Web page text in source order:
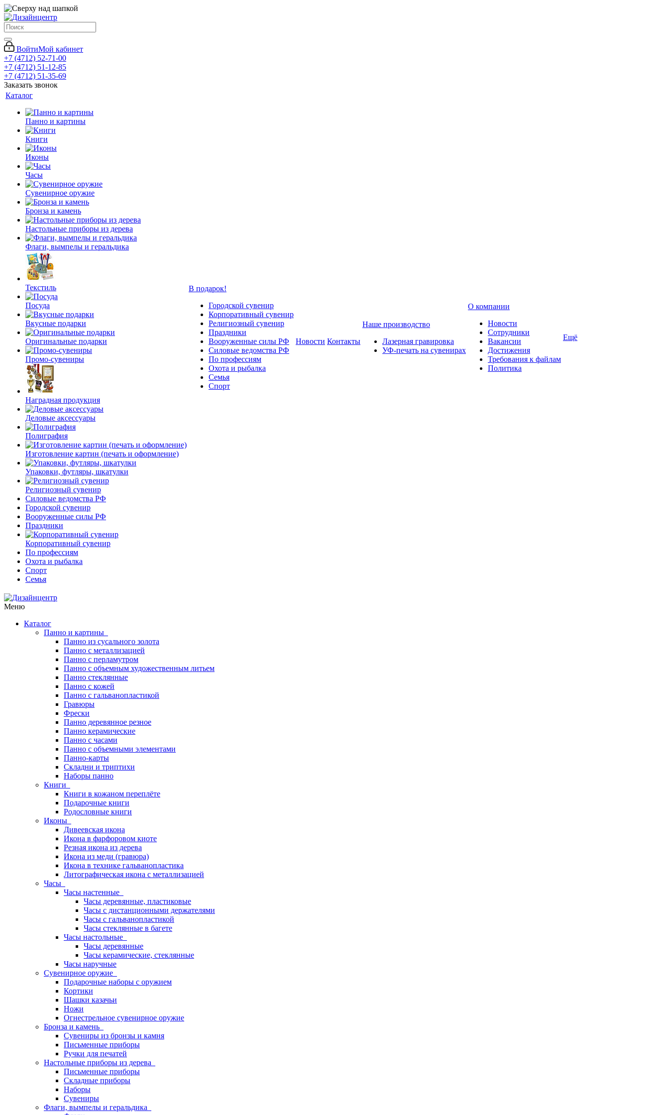
ВойтиМой кабинет
+7 (4712) 52-71-00
+7 (4712) 51-12-85
+7 (4712) 51-35-69
Заказать звонок
Каталог
Панно и картины
Книги
Иконы
Часы
Сувенирное оружие
Бронза и камень
Настольные приборы из дерева
Флаги, вымпелы и геральдика
Текстиль
Посуда
Вкусные подарки
Оригинальные подарки
Промо-сувениры
Наградная продукция
Деловые аксессуары
Полиграфия
Изготовление картин (печать и оформление)
Упаковки, футляры, шкатулки
Религиозный сувенир
Силовые ведомства РФ
Городской сувенир
Вооруженные силы РФ
Праздники
Корпоративный сувенир
По профессиям
Охота и рыбалка
Спорт
Семья
В подарок!
Городской сувенир
Корпоративный сувенир
Религиозный сувенир
Праздники
Вооруженные силы РФ
Силовые ведомства РФ
По профессиям
Охота и рыбалка
Семья
Спорт
Новости Контакты
Наше производство
Лазерная гравировка
УФ-печать на сувенирах
О компании
Новости
Сотрудники
Вакансии
Достижения
Требования к файлам
Политика
Ещё
Меню
Каталог
Панно и картины
Панно из сусального золота
Панно с металлизацией
Панно с перламутром
Панно с объемным художественным литьем
Панно стеклянные
Панно с кожей
Панно с гальванопластикой
Гравюры
Фрески
Панно деревянное резное
Панно керамические
Панно с часами
Панно с объемными элементами
Панно-карты
Складни и триптихи
Наборы панно
Книги
Книги в кожаном переплёте
Подарочные книги
Родословные книги
Иконы
Дивеевская икона
Икона в фарфоровом киоте
Резная икона из дерева
Икона из меди (гравюра)
Икона в технике гальванопластика
Литографическая икона с металлизацией
Часы
Часы настенные
Часы деревянные, пластиковые
Часы с дистанционными держателями
Часы с гальванопластикой
Часы стеклянные в багете
Часы настольные
Часы деревянные
Часы керамические, стеклянные
Часы наручные
Сувенирное оружие
Подарочные наборы с оружием
Кортики
Шашки казачьи
Ножи
Огнестрельное сувенирное оружие
Бронза и камень
Сувениры из бронзы и камня
Письменные приборы
Ручки для печатей
Настольные приборы из дерева
Письменные приборы
Складные приборы
Наборы
Сувениры
Флаги, вымпелы и геральдика